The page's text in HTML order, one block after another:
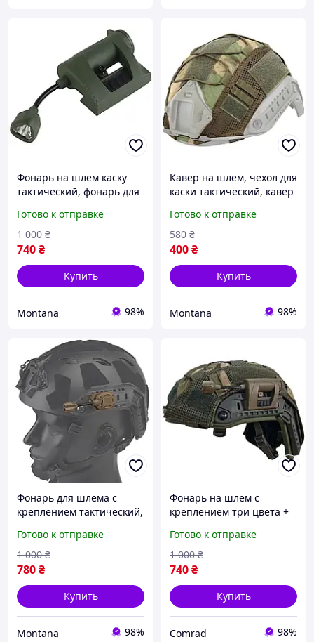
Фонарь на шлем каску
тактический, фонарь для
режима (Olive)
Готово к отправке
740₴
1 000 ₴
Купить
Montana 98%
Кавер на шлем, чехол для
каски тактический, кавер
Готово к отправке
400₴
580 ₴
Купить
Montana 98%
Фонарь для шлема с
креплением тактический,
MPLS Coyot
Готово к отправке
780₴
1 000 ₴
Купить
Montana 98%
Фонарь на шлем с
креплением три цвета +
фонарь для шлема каски
coyot
Готово к отправке
740₴
1 000 ₴
Купить
Comrad 98%